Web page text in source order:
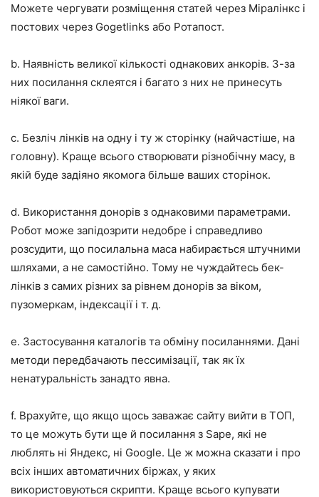
Можете чергувати розміщення статей через Міралінкс і
постових через Gogetlinks або Ротапост.
b. Наявність великої кількості однакових анкорів. З-за
них посилання склеятся і багато з них не принесуть
ніякої ваги.
c. Безліч лінків на одну і ту ж сторінку (найчастіше, на
головну). Краще всього створювати різнобічну масу, в
якій буде задіяно якомога більше ваших сторінок.
d. Використання донорів з однаковими параметрами.
Робот може запідозрити недобре і справедливо
розсудити, що посилальна маса набирається штучними
шляхами, а не самостійно. Тому не чуждайтесь бек-
лінків з самих різних за рівнем донорів за віком,
пузомеркам, індексації і т. д.
e. Застосування каталогів та обміну посиланнями. Дані
методи передбачають пессимізації, так як їх
ненатуральність занадто явна.
f. Врахуйте, що якщо щось заважає сайту вийти в ТОП,
то це можуть бути ще й посилання з Sape, які не
люблять ні Яндекс, ні Google. Це ж можна сказати і про
всіх інших автоматичних біржах, у яких
використовуються скрипти. Краще всього купувати